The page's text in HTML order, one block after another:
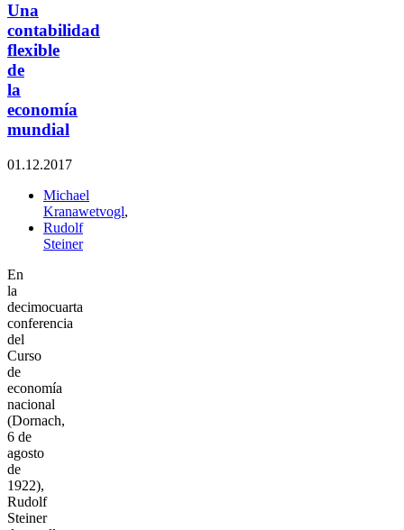
Una
contabilidad
flexible
de
la
economía
mundial
01.12.2017
Michael
Kranawetvogl,
Rudolf
Steiner
En
la
decimocuarta
conferencia
del
Curso
de
economía
nacional
(Dornach,
6 de
agosto
de
1922),
Rudolf
Steiner